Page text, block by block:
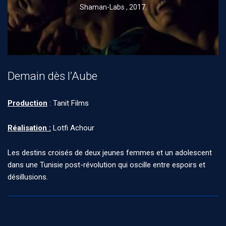
Shaman-Labs , 2017.
Demain dès l’Aube
Production : Tanit Films
Réalisation : Lotfi Achour
Les destins croisés de deux jeunes femmes et un adolescent
dans une Tunisie post-révolution qui oscille entre espoirs et
désillusions.